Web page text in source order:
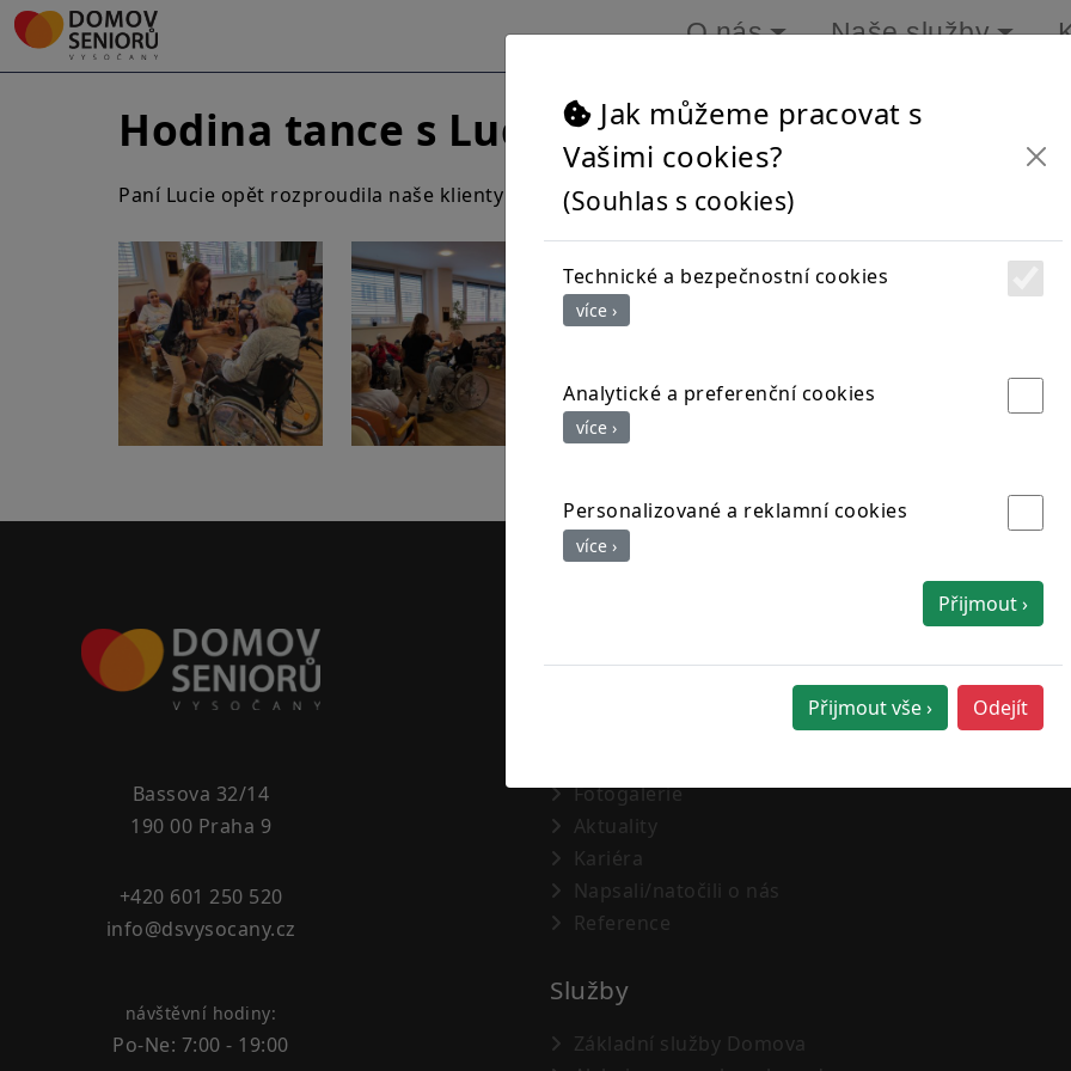
O nás Naše služby
Hodina tance s Lucií
Paní Lucie opět rozproudila naše klienty hudbou a tancem
Bassova 32/14
190 00 Praha 9
+420 601 250 520
info@dsvysocany.cz
návštěvní hodiny:
Po-Ne: 7:00 - 19:00
Fotogalerie
Aktuality
Kariéra
Napsali/natočili o nás
Reference
Služby
Základní služby Domova
Jak můžeme pracovat s
Vašimi cookies?
(Souhlas s cookies)
Technické a bezpečnostní cookies
více ›
Analytické a preferenční cookies
více ›
Personalizované a reklamní cookies
více ›
Přijmout ›
Přijmout vše › Odejít